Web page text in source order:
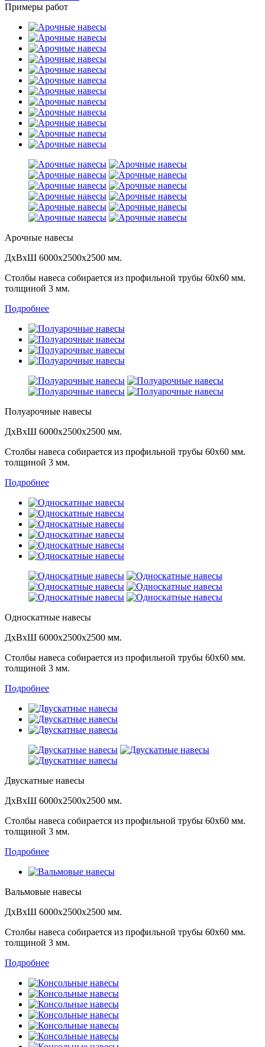
Примеры работ
Арочные навесы
ДхВхШ 6000х2500х2500 мм.
Столбы навеса собирается из профильной трубы 60х60 мм.
толщиной 3 мм.
Подробнее
Полуарочные навесы
ДхВхШ 6000х2500х2500 мм.
Столбы навеса собирается из профильной трубы 60х60 мм.
толщиной 3 мм.
Подробнее
Односкатные навесы
ДхВхШ 6000х2500х2500 мм.
Столбы навеса собирается из профильной трубы 60х60 мм.
толщиной 3 мм.
Подробнее
Двускатные навесы
ДхВхШ 6000х2500х2500 мм.
Столбы навеса собирается из профильной трубы 60х60 мм.
толщиной 3 мм.
Подробнее
Вальмовые навесы
ДхВхШ 6000х2500х2500 мм.
Столбы навеса собирается из профильной трубы 60х60 мм.
толщиной 3 мм.
Подробнее